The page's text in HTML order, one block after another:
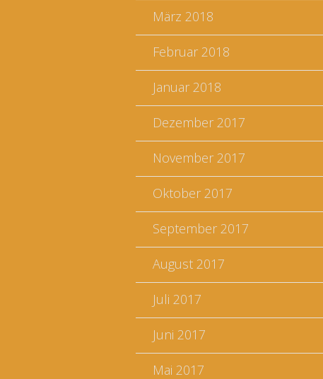
März 2018
Februar 2018
Januar 2018
Dezember 2017
November 2017
Oktober 2017
September 2017
August 2017
Juli 2017
Juni 2017
Mai 2017